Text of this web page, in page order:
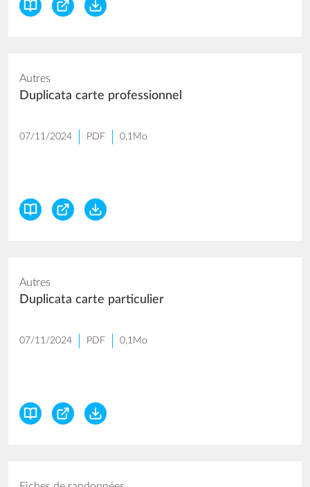
Autres
Duplicata carte professionnel
07/11/2024 PDF 0,1Mo
Autres
Duplicata carte particulier
07/11/2024 PDF 0,1Mo